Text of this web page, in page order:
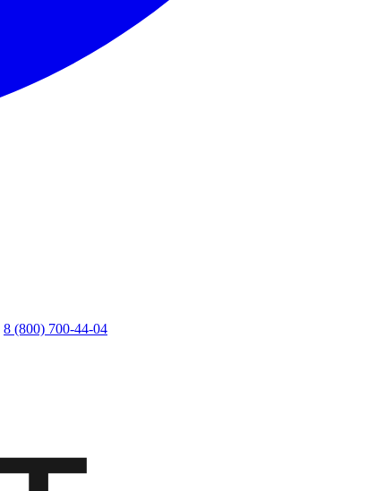
8 (800) 700-44-04